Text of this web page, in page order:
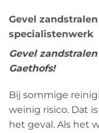
Gevel
specialistenwerk
Gevel
Gaethofs!
Bij sommige
weinig risico. Dat
het geval. Als het